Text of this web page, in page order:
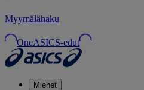
Myymälähaku
OneASICS-edut
Miehet